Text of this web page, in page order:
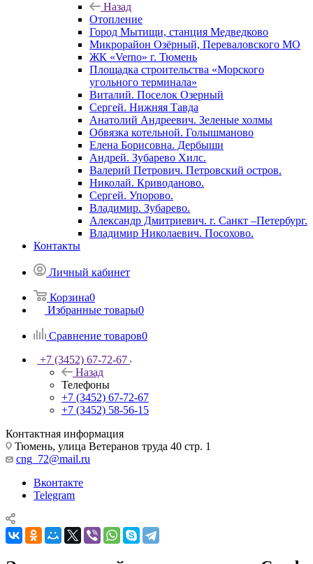
Назад
Отопление
Город Мытищи, станция Медведково
Микрорайон Озёрный, Переваловского МО
ЖК «Verno» г. Тюмень
Площадка строительства «Морского
угольного терминала»
Виталий. Поселок Озерный
Сергей. Нижняя Тавда
Анатолий Андреевич. Зеленые холмы
Обвязка котельной. Голышманово
Елена Борисовна. Дербыши
Андрей. Зубарево Хилс.
Валерий Петрович. Петровский остров.
Николай. Криводаново.
Сергей. Упорово.
Владимир. Зубарево.
Александр Дмитриевич. г. Санкт –Петербург.
Владимир Николаевич. Посохово.
Контакты
Личный кабинет
Корзина0
Избранные товары0
Сравнение товаров0
+7 (3452) 67-72-67
Назад
Телефоны
+7 (3452) 67-72-67
+7 (3452) 58-56-15
Контактная информация
Тюмень, улица Ветеранов труда 40 стр. 1
cng_72@mail.ru
Вконтакте
Telegram